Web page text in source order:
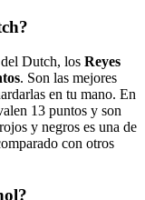
Dutch, los Reyes
. Son las mejores
en tu mano. En
13 puntos y son
y negros es una de
con otros